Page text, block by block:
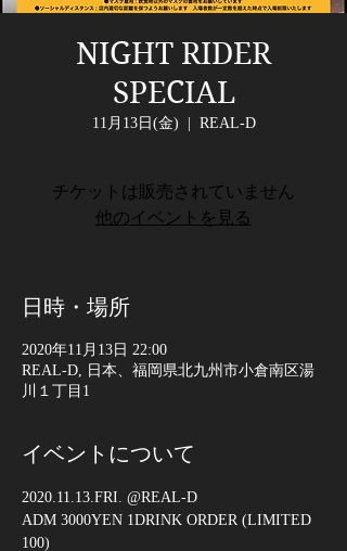
NIGHT RIDER
SPECIAL
11月13日(金) REAL-D
チケットは販売されていません
他のイベントを見る
日時・場所
2020年11月13日 22:00
REAL-D, 日本、福岡県北九州市小倉南区湯
川１丁目1
イベントについて
2020.11.13.FRI. @REAL-D
ADM 3000YEN 1DRINK ORDER (LIMITED
100)